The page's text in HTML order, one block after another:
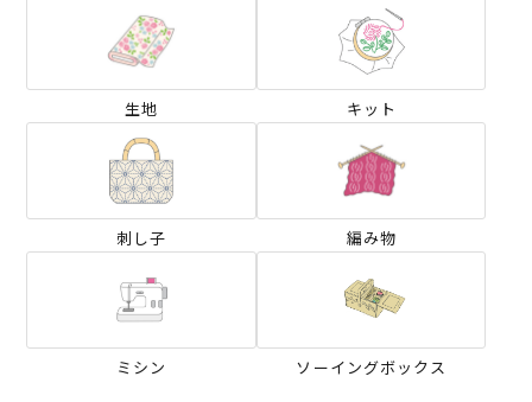
生地 キット
刺し子 編み物
ミシン ソーイングボックス